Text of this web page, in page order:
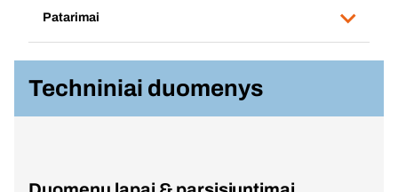
Patarimai
Techniniai duomenys